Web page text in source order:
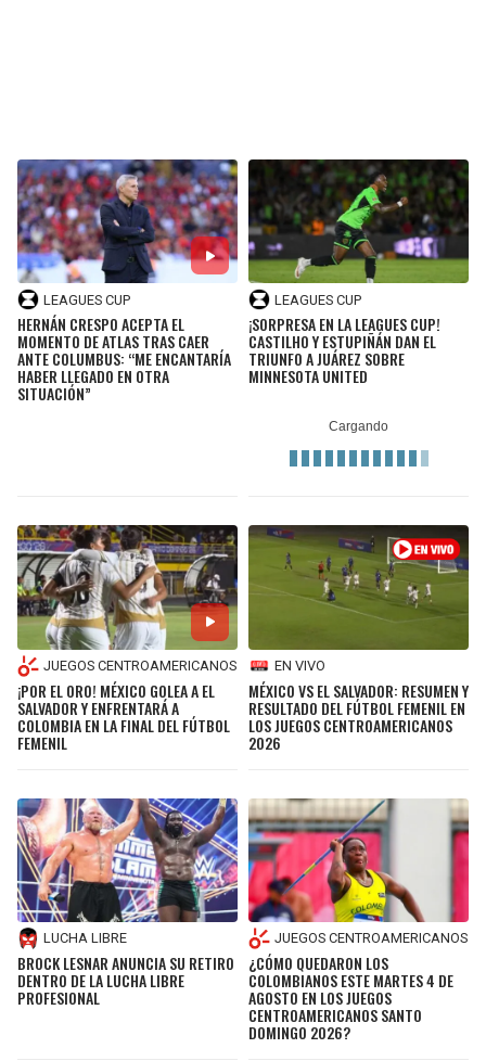
LEAGUES CUP
HERNÁN CRESPO ACEPTA EL
MOMENTO DE ATLAS TRAS CAER
ANTE COLUMBUS: “ME ENCANTARÍA
HABER LLEGADO EN OTRA
SITUACIÓN”
LEAGUES CUP
¡SORPRESA EN LA LEAGUES CUP!
CASTILHO Y ESTUPIÑÁN DAN EL
TRIUNFO A JUÁREZ SOBRE
MINNESOTA UNITED
JUEGOS CENTROAMERICANOS
¡POR EL ORO! MÉXICO GOLEA A EL
SALVADOR Y ENFRENTARÁ A
COLOMBIA EN LA FINAL DEL FÚTBOL
FEMENIL
EN VIVO
MÉXICO VS EL SALVADOR: RESUMEN Y
RESULTADO DEL FÚTBOL FEMENIL EN
LOS JUEGOS CENTROAMERICANOS
2026
LUCHA LIBRE
BROCK LESNAR ANUNCIA SU RETIRO
DENTRO DE LA LUCHA LIBRE
PROFESIONAL
JUEGOS CENTROAMERICANOS
¿CÓMO QUEDARON LOS
COLOMBIANOS ESTE MARTES 4 DE
AGOSTO EN LOS JUEGOS
CENTROAMERICANOS SANTO
DOMINGO 2026?